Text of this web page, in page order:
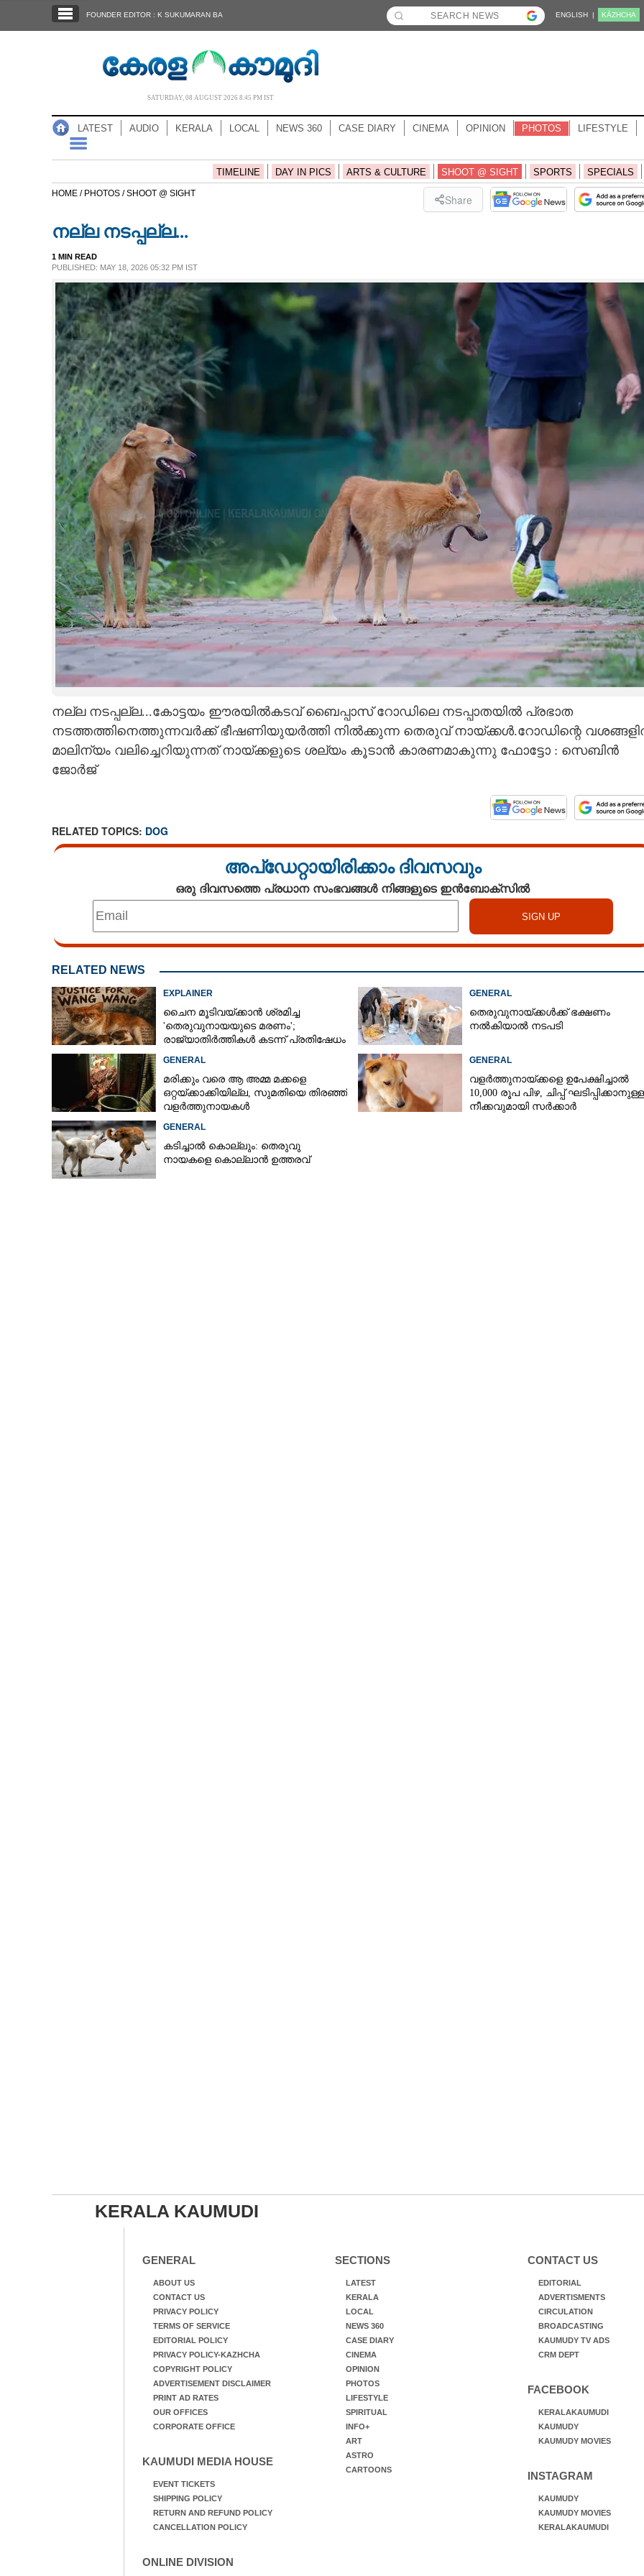
NOTIFIED NEWS
CASE DIARY
LIFESTYLE
SPIRITUAL
CARTOONS
LITERATURE
FOUNDER EDITOR : K SUKUMARAN BA ENGLISH | KĀZHCHA
SATURDAY, 08 AUGUST 2026 8.45 PM IST
LATEST AUDIO KERALA LOCAL NEWS 360 CASE DIARY CINEMA OPINION PHOTOS LIFESTYLE
TIMELINE DAY IN PICS ARTS & CULTURE SHOOT @ SIGHT SPORTS SPECIALS
HOME / PHOTOS /SHOOT @ SIGHT Share
നല്ല നടപ്പല്ല...
1 MIN READ
PUBLISHED: MAY 18, 2026 05:32 PM IST
നല്ല നടപ്പല്ല...കോട്ടയം ഈരയിൽകടവ് ബൈപ്പാസ് റോഡിലെ നടപ്പാതയിൽ പ്രഭാത
നടത്തത്തിനെത്തുന്നവർക്ക് ഭീഷണിയുയർത്തി നിൽക്കുന്ന തെരുവ് നായ്ക്കൾ.റോഡിന്റെ
മാലിന്യം വലിച്ചെറിയുന്നത് നായ്ക്കളുടെ ശല്യം കൂടാൻ കാരണമാകുന്നു ഫോട്ടോ : സെബിൻ
ജോർജ്
RELATED TOPICS: DOG
അപ്ഡേറ്റായിരിക്കാം ദിവസവും
ഒരു ദിവസത്തെ പ്രധാന സംഭവങ്ങൾ നിങ്ങളുടെ ഇൻബോക്സിൽ
RELATED NEWS
EXPLAINER
ചൈന മൂടിവയ്‌ക്കാൻ ശ്രമിച്ച
'തെരുവുനായയുടെ മരണം';
രാജ്യാതിർത്തികൾ കടന്ന് പ്രതിഷേധം
GENERAL
തെരുവുനായ്ക്കൾക്ക് ഭക്ഷണം
നൽകിയാൽ നടപടി
GENERAL
മരിക്കും വരെ ആ അമ്മ മക്കളെ
ഒറ്റയ്ക്കാക്കിയില്ല,​ സുമതിയെ തിരഞ്ഞ്
വളർത്തുനായകൾ
GENERAL
വളർത്തുനായ്‌ക്കളെ ഉപേക്ഷിച്ചാൽ
10,000 രൂപ പിഴ, ചിപ്പ് ഘടിപ്പിക്കാനുള്ള
നീക്കവുമായി സർക്കാർ
GENERAL
കടിച്ചാൽ കൊല്ലും: തെരുവു
നായകളെ കൊല്ലാൻ ഉത്തരവ്
KERALA KAUMUDI
GENERAL
ABOUT US
CONTACT US
PRIVACY POLICY
TERMS OF SERVICE
EDITORIAL POLICY
PRIVACY POLICY-KAZHCHA
COPYRIGHT POLICY
ADVERTISEMENT DISCLAIMER
PRINT AD RATES
OUR OFFICES
CORPORATE OFFICE
KAUMUDI MEDIA HOUSE
EVENT TICKETS
SHIPPING POLICY
RETURN AND REFUND POLICY
CANCELLATION POLICY
ONLINE DIVISION
SECTIONS
LATEST
KERALA
LOCAL
NEWS 360
CASE DIARY
CINEMA
OPINION
PHOTOS
LIFESTYLE
SPIRITUAL
INFO+
ART
ASTRO
CARTOONS
CONTACT US
EDITORIAL
ADVERTISMENTS
CIRCULATION
BROADCASTING
KAUMUDY TV ADS
CRM DEPT
FACEBOOK
KERALAKAUMUDI
KAUMUDY
KAUMUDY MOVIES
INSTAGRAM
KAUMUDY
KAUMUDY MOVIES
KERALAKAUMUDI